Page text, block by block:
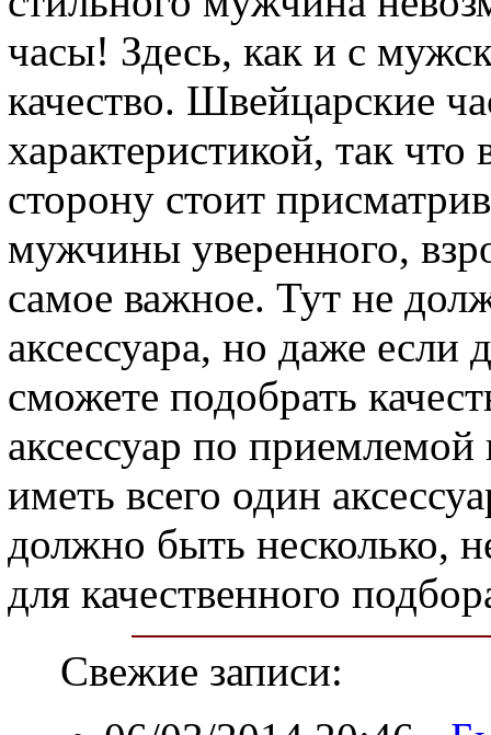
часы! Здесь, как и с
качество. Швейцарские
характеристикой, так
сторону стоит
мужчины уверенного,
самое важное. Тут не
аксессуара, но даже если
сможете подобрать
аксессуар по
иметь всего один
должно быть несколько,
для качественного
Свежие записи: